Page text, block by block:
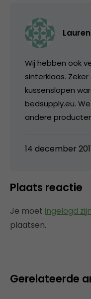
Wij hebben ook
sinterklaas.
kussenslopen
bedsupply.eu.
andere
14 december
Plaats reactie
Je moet ingelogd
plaatsen.
Gerelateerde